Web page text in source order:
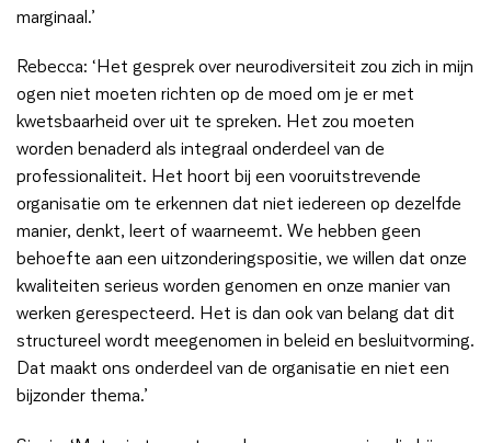
marginaal.’
Rebecca: ‘Het gesprek over neurodiversiteit zou zich in mijn
ogen niet moeten richten op de moed om je er met
kwetsbaarheid over uit te spreken. Het zou moeten
worden benaderd als integraal onderdeel van de
professionaliteit. Het hoort bij een vooruitstrevende
organisatie om te erkennen dat niet iedereen op dezelfde
manier, denkt, leert of waarneemt. We hebben geen
behoefte aan een uitzonderingspositie, we willen dat onze
kwaliteiten serieus worden genomen en onze manier van
werken gerespecteerd. Het is dan ook van belang dat dit
structureel wordt meegenomen in beleid en besluitvorming.
Dat maakt ons onderdeel van de organisatie en niet een
bijzonder thema.’